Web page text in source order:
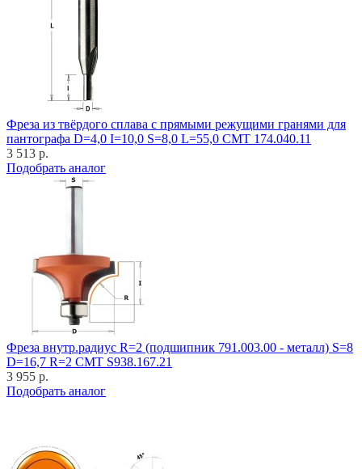
Фреза из твёрдого сплава с прямыми режущими гранями для
пантографа D=4,0 I=10,0 S=8,0 L=55,0 CMT 174.040.11
3 513 р.
Подобрать аналог
Фреза внутр.радиус R=2 (подшипник 791.003.00 - металл) S=8
D=16,7 R=2 CMT S938.167.21
3 955 р.
Подобрать аналог